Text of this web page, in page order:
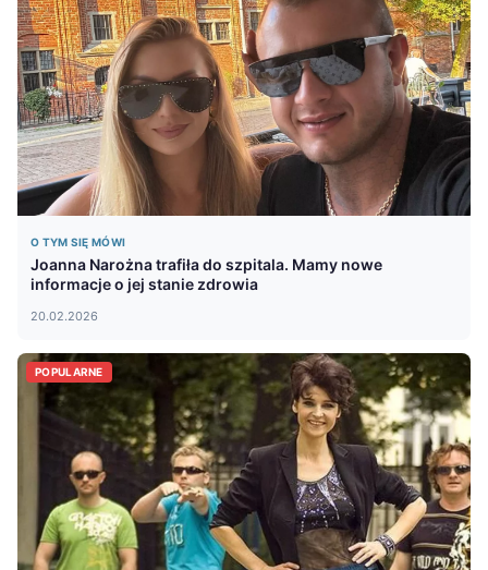
O TYM SIĘ MÓWI
Joanna Narożna trafiła do szpitala. Mamy nowe
informacje o jej stanie zdrowia
20.02.2026
POPULARNE